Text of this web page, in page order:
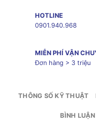
HOTLINE
0901.940.968
MIỄN PHÍ VẬN
Đơn hàng > 3 triệu
THÔNG SỐ KỸ THUẬT
BÌNH